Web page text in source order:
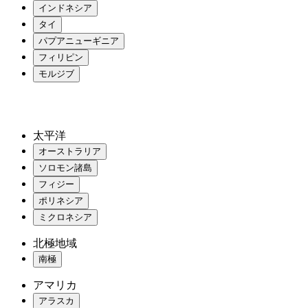
インドネシア
タイ
パプアニューギニア
フィリピン
モルジブ
太平洋
オーストラリア
ソロモン諸島
フィジー
ポリネシア
ミクロネシア
北極地域
南極
アマリカ
アラスカ